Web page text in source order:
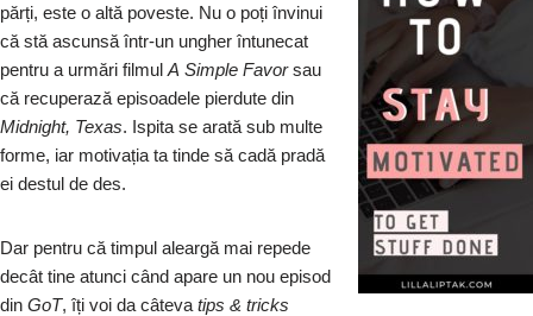
părți, este o altă poveste. Nu o poți învinui
că stă ascunsă într-un ungher întunecat
pentru a urmări filmul A Simple Favorsau
că recuperază episoadele pierdute din
Midnight, Texas. Ispita se arată sub multe
forme, iar motivația ta tinde să cadă pradă
ei destul de des.
Dar pentru că timpul aleargă mai repede
decât tine atunci când apare un nou episod
din GoT, îți voi da câteva tips & tricks